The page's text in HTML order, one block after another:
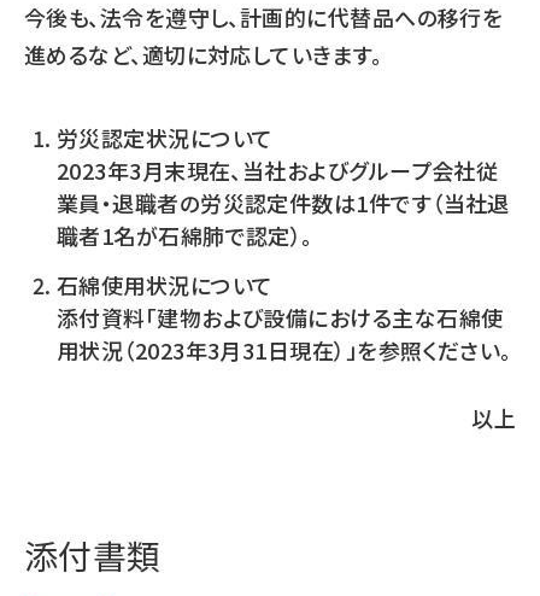
今後も、法令を遵守し、計画的に代替品への移行を
進めるなど、適切に対応していきます。
労災認定状況について
2023年3月末現在、当社およびグループ会社従
業員・退職者の労災認定件数は1件です（当社退
職者1名が石綿肺で認定）。
石綿使用状況について
添付資料「建物および設備における主な石綿使
用状況（2023年3月31日現在）」を参照ください。
以上
添付書類